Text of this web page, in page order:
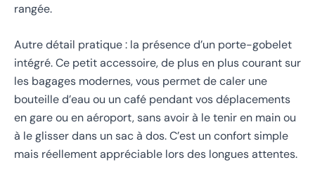
rangée.
Autre détail pratique : la présence d’un porte-gobelet
intégré. Ce petit accessoire, de plus en plus courant sur
les bagages modernes, vous permet de caler une
bouteille d’eau ou un café pendant vos déplacements
en gare ou en aéroport, sans avoir à le tenir en main ou
à le glisser dans un sac à dos. C’est un confort simple
mais réellement appréciable lors des longues attentes.